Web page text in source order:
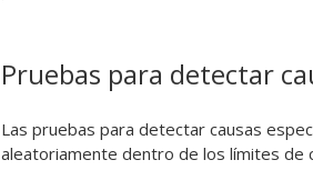
Pruebas para detectar
Las pruebas para detectar causas
aleatoriamente dentro de los límites de